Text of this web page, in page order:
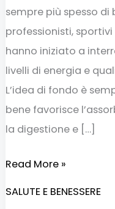
sempre più spesso di
professionisti,
hanno iniziato a
livelli di energia e
L’idea di fondo è
bene favorisce
la digestione e […]
Read More »
SALUTE E BENESSERE